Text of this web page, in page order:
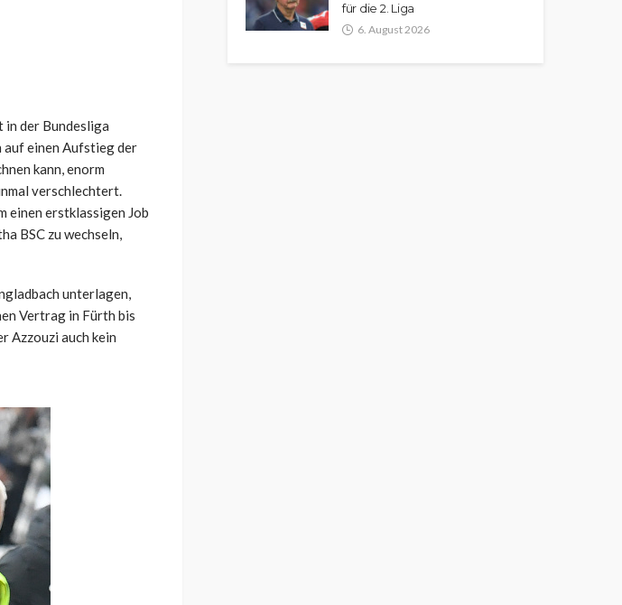
in der Bundesliga
auf einen Aufstieg der
kann, enorm
verschlechtert.
einen erstklassigen Job
BSC zu wechseln,
unterlagen,
Vertrag in Fürth bis
Azzouzi auch kein
für die 2. Liga
6. August 2026